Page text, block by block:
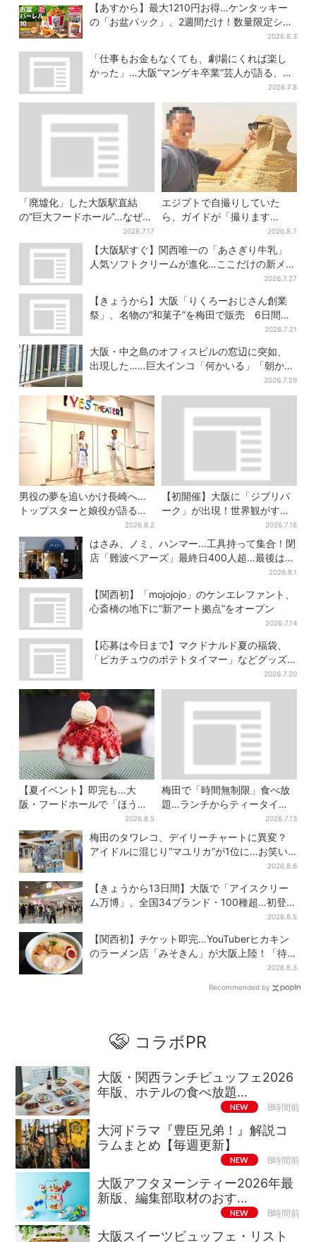
【あすから】最大1210円お得…ケンタッキー
の「お盆パック」、2週間だけ！数量限定シー
2026.8.3
「仕事もお金もなくても、劇場にくれば楽し
かった」…大阪“マンゲキ卒業”芸人が語る、漫
2026.7.8
「廃墟化」した大阪駅直結
の“巨大フードホール”…なぜ？
実は、梅田ランチ＆カフェの
穴場だった
2026.7.17
エジプトで自撮りしていた
ら、ガイドが「撮ります
よ！」→ノリノリでポーズを
取っていたら…… 海外旅行
でのトラブル防止策を
2026.8.7
【大阪駅すぐ】関西唯一の「あさぎり牛乳」
人気ソフトクリームが進化…ここだけの新メニ
2026.7.27
【きょうから】大阪「りくろーおじさん創業
祭」、名物の“和菓子”を梅田で販売 6日間限
2026.7.21
大阪・中之島のオフィスビルの窓辺に突如、
出現した……巨大インコ「何かいる」「朝から
2026.7.29
男役の夢を追いかけ長崎へ…
トップスターと娘役が語る
「ハウステンボス歌劇団」と
は？大阪で初公演開催
2026.8.2
【初開催】大阪に「ジブリパ
ーク」が出現！世界観がすご
い…細かな仕掛け＆巨大フォ
トスポットに注目
2026.7.18
はさみ、ノミ、ハンマー…工具持って集合！閉
店「難波ベアーズ」最終日400人超…最後は
2026.8.1
【関西初】「mojojojo」のケンエレファント、
心斎橋の地下に“新アート拠点”をオープン
2026.7.14
【応募は今日まで】マクドナルド夏の福袋、
「ピカチュウのポテトタイマー」などグッズ3
2026.7.20
【夏イベント】即完も…大
阪・フードホールで「ほうせ
き箱」の“限定かき氷”が復
活！一夜限りの盆踊りも
2026.8.5
梅田で「時間無制限」食べ放
題…ランチからティータイム
までノンストップで約60種を
満喫
2026.7.13
梅田のタワレコ、デイリーチャートに異変？
アイドルに混じり“マユリカ”が1位に…お笑い
2026.8.6
【きょうから13日間】大阪で「アイスクリー
ム万博」、全国34ブランド・100種超…初登場
2026.8.5
【関西初】チケット即完…YouTuberヒカキン
のラーメン店「みそきん」が大阪上陸！「待
2026.8.3
Recommended by
コラボPR
大阪・関西ランチビュッフェ2026
年版、ホテルの食べ放題…
NEW 8時間前
大河ドラマ『豊臣兄弟！』解説コ
ラムまとめ【毎週更新】
NEW 8時間前
大阪アフタヌーンティー2026年最
新版、編集部取材のおす…
NEW 8時間前
大阪スイーツビュッフェ・リスト